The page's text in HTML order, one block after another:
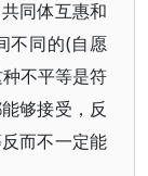
同体互惠和
不同的(自愿
不平等是符
够接受，反
而不一定能